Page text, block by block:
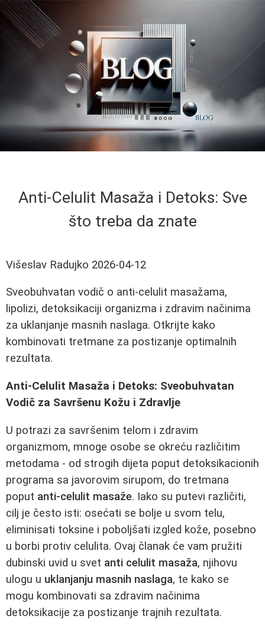
Anti-Celulit Masaža i Detoks: Sve
što treba da znate
Višeslav Radujko 2026-04-12
Sveobuhvatan vodič o anti-celulit masažama,
lipolizi, detoksikaciji organizma i zdravim načinima
za uklanjanje masnih naslaga. Otkrijte kako
kombinovati tretmane za postizanje optimalnih
rezultata.
Anti-Celulit Masaža i Detoks: Sveobuhvatan
Vodič za Savršenu Kožu i Zdravlje
U potrazi za savršenim telom i zdravim
organizmom, mnoge osobe se okreću različitim
metodama - od strogih dijeta poput detoksikacionih
programa sa javorovim sirupom, do tretmana
poput anti-celulit masaže. Iako su putevi različiti,
cilj je često isti: osećati se bolje u svom telu,
eliminisati toksine i poboljšati izgled kože, posebno
u borbi protiv celulita. Ovaj članak će vam pružiti
dubinski uvid u svet anti celulit masaža, njihovu
ulogu u uklanjanju masnih naslaga, te kako se
mogu kombinovati sa zdravim načinima
detoksikacije za postizanje trajnih rezultata.